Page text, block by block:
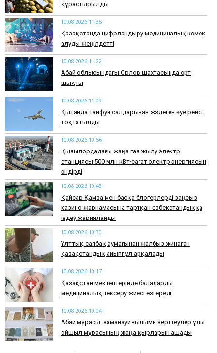
құрастырылды
10.08.2026 11:35
Қазақстанда цифрландыру медициналық көмек
алуды жеңілдетті
10.08.2026 11:22
Абай облысындағы Орлов шахтасында өрт
шықты
10.08.2026 11:09
Қытайда тайфун салдарынан жүздеген әуе рейсі
тоқтатылды
10.08.2026 10:56
Қызылордадағы жаңа газ жылу электр
станциясы 500 млн кВт·сағат электр энергиясын
өндірді
10.08.2026 10:43
Қайсар Қамза мен басқа блогерлерді заңсыз
казино жарнамасына тартқан өзбекстандыққа
іздеу жарияланды
10.08.2026 10:30
Ұлттық саябақ аумағынан жалбыз жинаған
қазақстандық айыппұл арқалады
10.08.2026 10:17
Қазақстан мектептерінде балаларды
медициналық тексеру жүйесі өзгереді
10.08.2026 10:04
Абай мұрасы: заманауи ғылыми зерттеулер ұлы
ойшыл мұрасының жаңа қырларын ашады